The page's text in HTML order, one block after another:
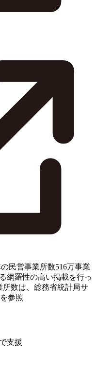
民営事業所数516万事業
網羅性の高い掲載を行っ
数は、総務省統計局サ
参照
支援